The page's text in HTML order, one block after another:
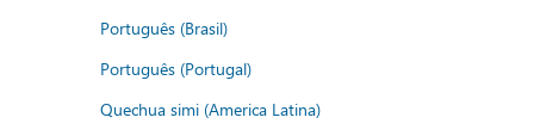
Português (Brasil)
Português (Portugal)
Quechua simi (America Latina)